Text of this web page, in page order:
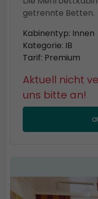
getrennte Betten.
Kabinentyp: Innen
Kategorie: IB
Tarif: Premium
Aktuell nicht
uns bitte an!